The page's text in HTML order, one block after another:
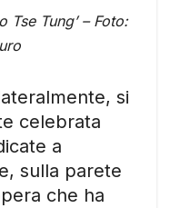
Tse Tung’ – Foto:
si
celebrata
a
sulla parete
che ha